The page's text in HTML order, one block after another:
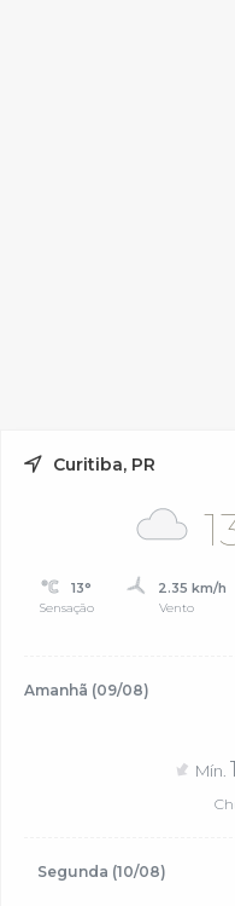
Curitiba, PR
13°
Sensação
2.35 km/h
Vento
Amanhã (09/08)
Mín.
Segunda (10/08)